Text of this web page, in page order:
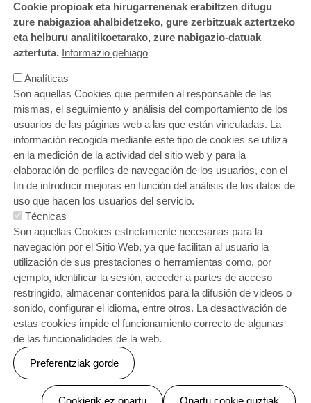
ORRI-OINA¿Quieres trabajar con nosotros?
Política de cookies
Política de privacidad
Aviso legal
Gracias y sugerencias Buzón ético
Webgune hau Ikastolen Elkarteak garatu du
Gabriel Aresti 22, 48004 | Bilbo Zuhatzu 1, 48004 Bilbo | E.
kiriki@ikastola.eus T. 944 59 81 00
Cookie propioak eta hirugarrenenak erabiltzen ditugu
zure nabigazioa ahalbidetzeko, gure zerbitzuak aztertzeko
eta helburu analitikoetarako, zure nabigazio-datuak
aztertuta. Informazio gehiago
Analíticas
Son aquellas Cookies que permiten al responsable de las
mismas, el seguimiento y análisis del comportamiento de los
usuarios de las páginas web a las que están vinculadas. La
información recogida mediante este tipo de cookies se utiliza
en la medición de la actividad del sitio web y para la
elaboración de perfiles de navegación de los usuarios, con el
fin de introducir mejoras en función del análisis de los datos de
uso que hacen los usuarios del servicio.
Técnicas
Son aquellas Cookies estrictamente necesarias para la
navegación por el Sitio Web, ya que facilitan al usuario la
utilización de sus prestaciones o herramientas como, por
ejemplo, identificar la sesión, acceder a partes de acceso
restringido, almacenar contenidos para la difusión de videos o
sonido, configurar el idioma, entre otros. La desactivación de
estas cookies impide el funcionamiento correcto de algunas
de las funcionalidades de la web.
Preferentziak gorde
Cookierik ez onartu Onartu cookie guztiak
Baimenak ezeztatu